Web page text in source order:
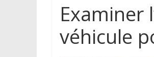
Examiner
véhicule